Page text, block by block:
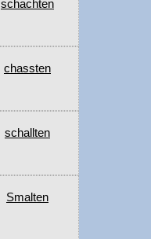
schachten
chassten
schallten
Smalten